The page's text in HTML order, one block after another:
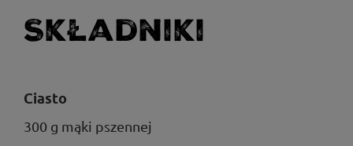
Składniki
Ciasto
300 g mąki pszennej